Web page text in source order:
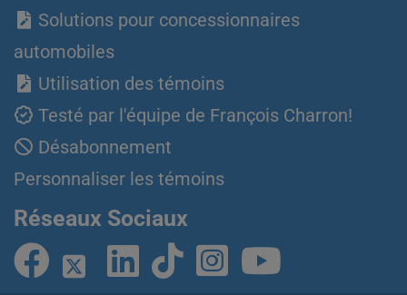
Solutions pour concessionnaires
automobiles
Utilisation des témoins
Testé par l'équipe de François Charron!
Désabonnement
Personnaliser les témoins
Réseaux Sociaux